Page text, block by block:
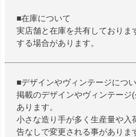
■在庫について
実店舗と在庫を共有しておりま
する場合があります。
■デザインやヴィンテージにつ
掲載のデザインやヴィンテー
あります。
小さな造り手が多く生産量や
告なしで変更される事がありま